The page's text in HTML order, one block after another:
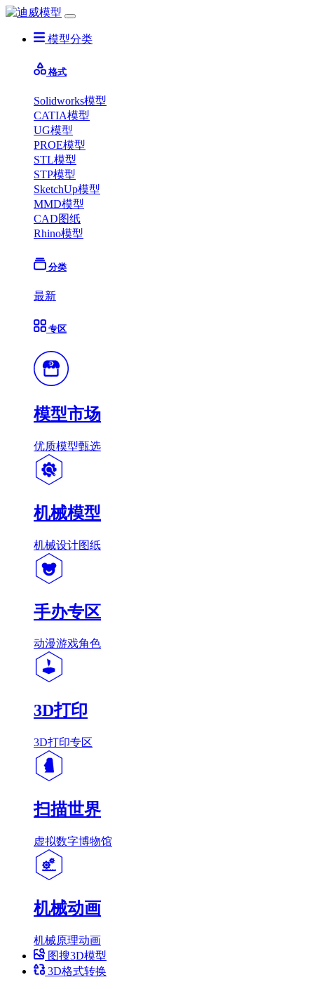
模型分类
格式
Solidworks模型
CATIA模型
UG模型
PROE模型
STL模型
STP模型
SketchUp模型
MMD模型
CAD图纸
Rhino模型
分类
最新
专区
模型市场
优质模型甄选
机械模型
机械设计图纸
手办专区
动漫游戏角色
3D打印
3D打印专区
扫描世界
虚拟数字博物馆
机械动画
机械原理动画
图搜3D模型
3D格式转换